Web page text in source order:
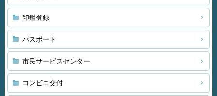
印鑑登録
パスポート
市民サービスセンター
コンビニ交付